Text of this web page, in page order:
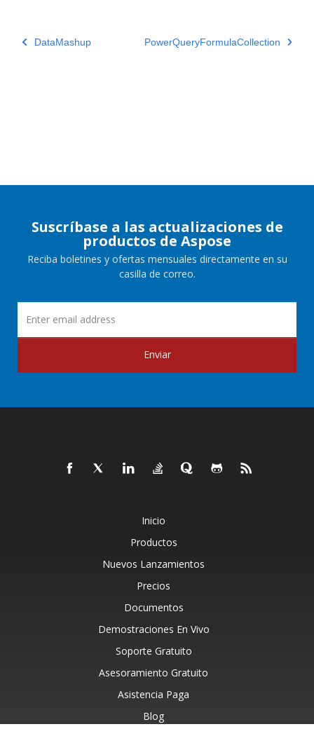
DataMashup PowerQueryFormulaCollection
Suscríbase a las actualizaciones de
productos de Aspose
Reciba boletines y ofertas mensuales directamente en su
casilla de correo.
Enviar
Inicio
Productos
Nuevos Lanzamientos
Precios
Documentos
Demostraciones En Vivo
Soporte Gratuito
Asesoramiento Gratuito
Asistencia Paga
Blog